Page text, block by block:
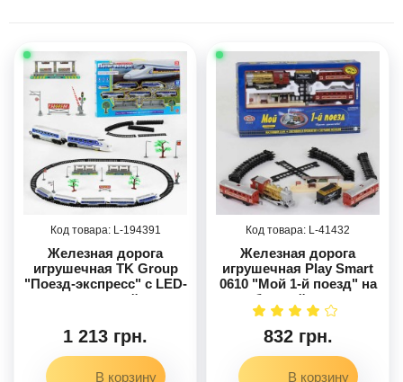
194391
Железная дорога
игрушечная TK Group
"Поезд-экспресс" с LED-
подсветкой и
1 213 грн.
41432
Железная дорога
игрушечная Play Smart
0610 "Мой 1-й поезд" на
батарейках, с
музыкальным и
световым эффектом,
дым 61*8*36
832 грн.